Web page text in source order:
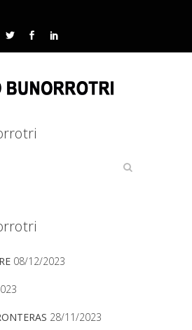
08/12/2023
28/11/2023